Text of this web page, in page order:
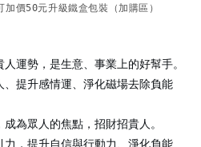
價50元升級鐵盒包裝（加購區）
運勢，是生意、事業上的好幫手。
、提升感情運、淨化磁場去除負能
為眾人的焦點，招財招貴人。
力，提升自信與行動力、淨化負能